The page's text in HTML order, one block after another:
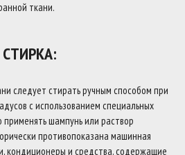
ткани.
СТИРКА:
следует стирать ручным способом при
с использованием специальных
шампунь или раствор
противопоказана машинная
кондиционеры и средства, содержащие